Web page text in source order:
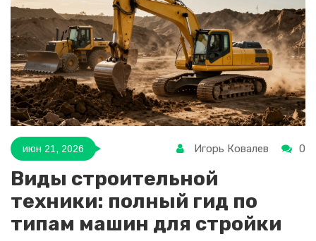
июн 21, 2026 Игорь Ковалев 0
Виды строительной
техники: полный гид по
типам машин для стройки